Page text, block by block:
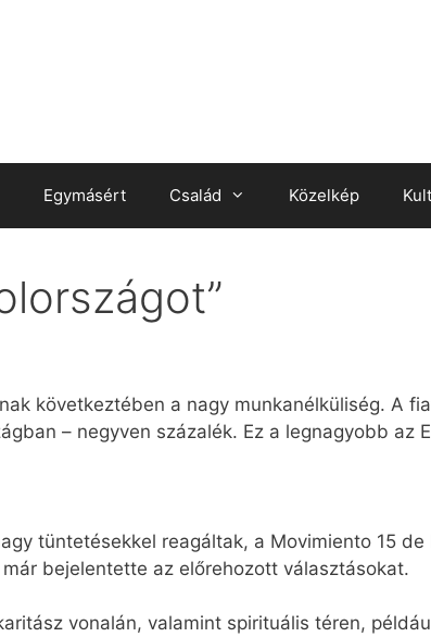
Egymásért Család Közelkép
következtében a nagy munkanélküliség. A
– negyven százalék. Ez a legnagyobb az
tüntetésekkel reagáltak, a Movimiento 15 de
bejelentette az előrehozott választásokat.
vonalán, valamint spirituális téren,